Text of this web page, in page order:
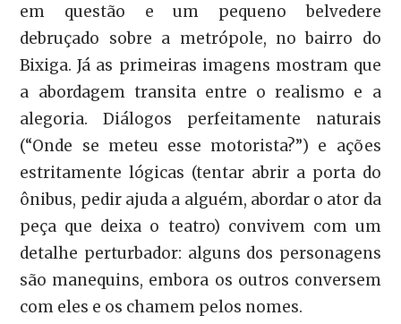
em questão e um pequeno belvedere
debruçado sobre a metrópole, no bairro do
Bixiga. Já as primeiras imagens mostram que
a abordagem transita entre o realismo e a
alegoria. Diálogos perfeitamente naturais
(“Onde se meteu esse motorista?”) e ações
estritamente lógicas (tentar abrir a porta do
ônibus, pedir ajuda a alguém, abordar o ator da
peça que deixa o teatro) convivem com um
detalhe perturbador: alguns dos personagens
são manequins, embora os outros conversem
com eles e os chamem pelos nomes.